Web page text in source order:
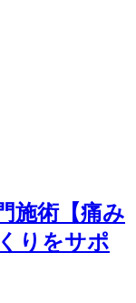
施術【痛み
りをサポ